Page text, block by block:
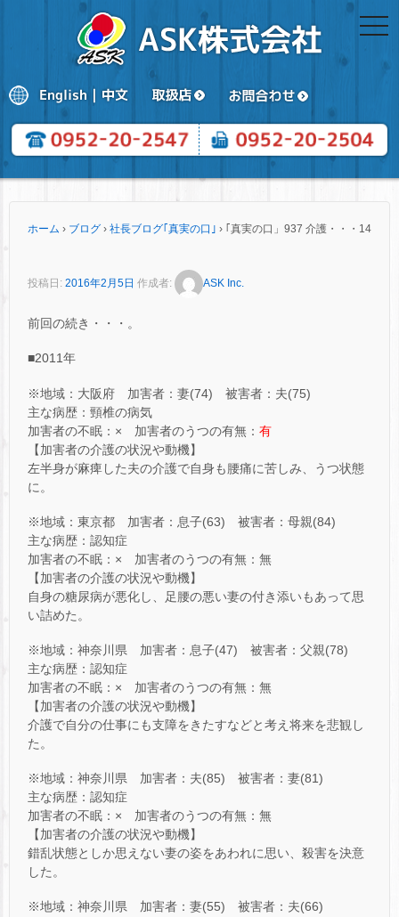
ホーム › ブログ › 社長ブログ｢真実の口｣ › ｢真実の口」937 介護・・・14
投稿日: 2016年2月5日 作成者: ASK Inc.
前回の続き・・・。
■2011年
※地域：大阪府 加害者：妻(74) 被害者：夫(75)
主な病歴：頸椎の病気
加害者の不眠：× 加害者のうつの有無： 有
【加害者の介護の状況や動機】
左半身が麻痺した夫の介護で自身も腰痛に苦しみ、うつ状態
に。
※地域：東京都 加害者：息子(63) 被害者：母親(84)
主な病歴：認知症
加害者の不眠：× 加害者のうつの有無：無
【加害者の介護の状況や動機】
自身の糖尿病が悪化し、足腰の悪い妻の付き添いもあって思
い詰めた。
※地域：神奈川県 加害者：息子(47) 被害者：父親(78)
主な病歴：認知症
加害者の不眠：× 加害者のうつの有無：無
【加害者の介護の状況や動機】
介護で自分の仕事にも支障をきたすなどと考え将来を悲観し
た。
※地域：神奈川県 加害者：夫(85) 被害者：妻(81)
主な病歴：認知症
加害者の不眠：× 加害者のうつの有無：無
【加害者の介護の状況や動機】
錯乱状態としか思えない妻の姿をあわれに思い、殺害を決意
した。
※地域：神奈川県 加害者：妻(55) 被害者：夫(66)